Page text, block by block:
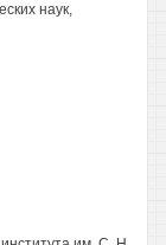
наук,